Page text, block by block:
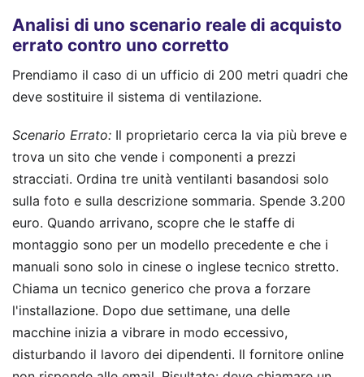
Analisi di uno scenario reale di acquisto
errato contro uno corretto
Prendiamo il caso di un ufficio di 200 metri quadri che
deve sostituire il sistema di ventilazione.
Scenario Errato: Il proprietario cerca la via più breve e
trova un sito che vende i componenti a prezzi
stracciati. Ordina tre unità ventilanti basandosi solo
sulla foto e sulla descrizione sommaria. Spende 3.200
euro. Quando arrivano, scopre che le staffe di
montaggio sono per un modello precedente e che i
manuali sono solo in cinese o inglese tecnico stretto.
Chiama un tecnico generico che prova a forzare
l'installazione. Dopo due settimane, una delle
macchine inizia a vibrare in modo eccessivo,
disturbando il lavoro dei dipendenti. Il fornitore online